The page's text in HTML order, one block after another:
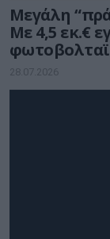
Μεγάλη
Με 4,5 εκ.€
28.07.2026